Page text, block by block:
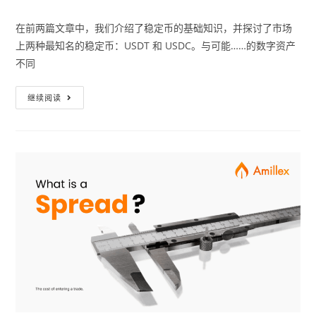
在前两篇文章中，我们介绍了稳定币的基础知识，并探讨了市场
上两种最知名的稳定币：USDT 和 USDC。与可能……的数字资产
不同
继续阅读